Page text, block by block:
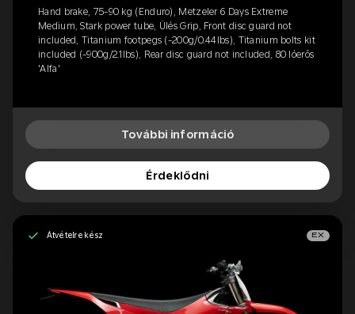
Hand brake, 75-90 kg (Enduro), Metzeler 6 Days Extreme
Medium, Stark power tube, Ülés Grip, Front disc guard not
included, Titanium footpegs (-200g/0.44lbs), Titanium bolts kit
included (-900g/2.1lbs), Rear disc guard not included, 80 lóerős
'Alfa'
További információ
Érdeklődni
Átvételre kész EX